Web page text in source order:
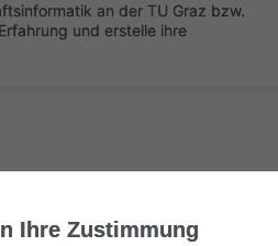
an der TU Graz bzw.
und erstelle ihre
Ihre Zustimmung